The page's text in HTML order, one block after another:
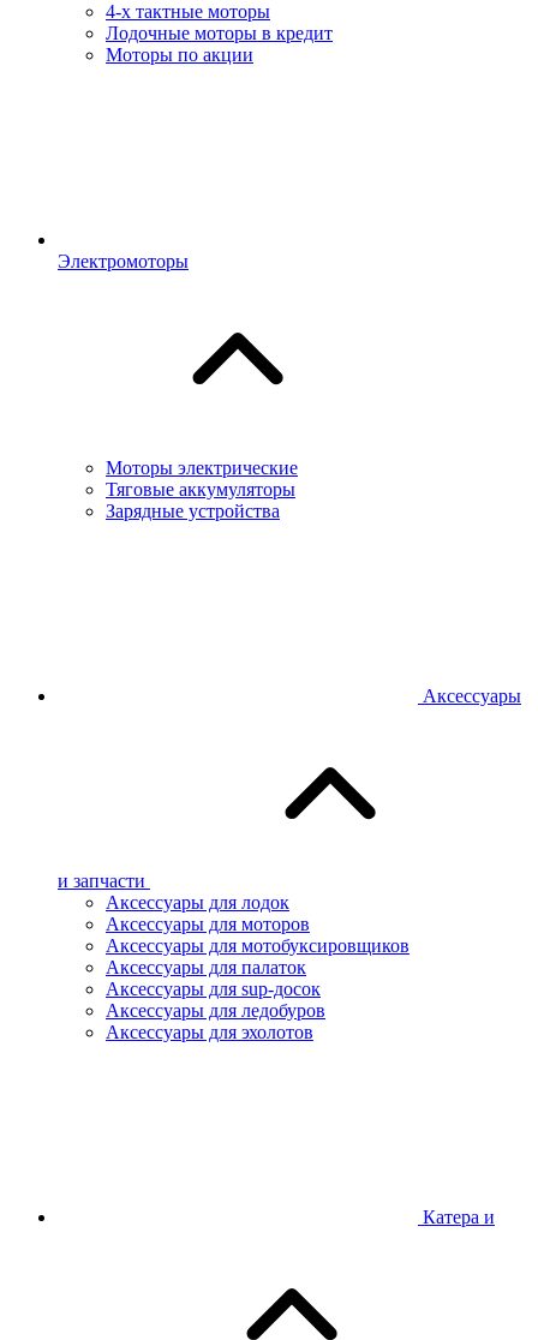
4-х тактные моторы
Лодочные моторы в кредит
Моторы по акции
Электромоторы
Моторы электрические
Тяговые аккумуляторы
Зарядные устройства
Аксессуары
и запчасти
Аксессуары для лодок
Аксессуары для моторов
Аксессуары для мотобуксировщиков
Аксессуары для палаток
Аксессуары для sup-досок
Аксессуары для ледобуров
Аксессуары для эхолотов
Катера и